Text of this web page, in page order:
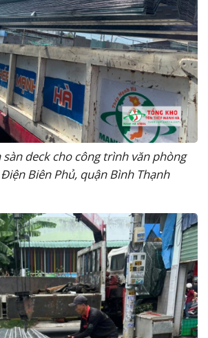
deck cho công trình văn phòng
Biên Phủ, quận Bình Thạnh